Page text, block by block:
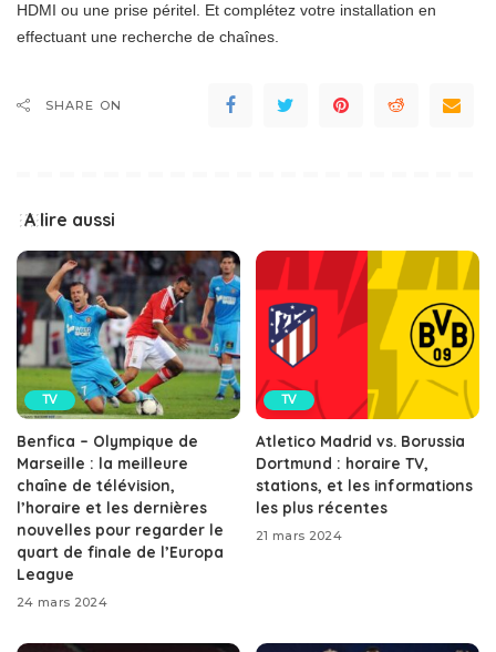
HDMI ou une prise péritel. Et complétez votre installation en
effectuant une recherche de chaînes.
SHARE ON
A lire aussi
TV
Benfica – Olympique de
Marseille : la meilleure
chaîne de télévision,
l’horaire et les dernières
nouvelles pour regarder le
quart de finale de l’Europa
League
24 mars 2024
TV
Atletico Madrid vs. Borussia
Dortmund : horaire TV,
stations, et les informations
les plus récentes
21 mars 2024